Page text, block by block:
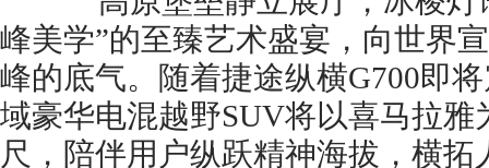
峰美学”的至臻艺术盛宴，向世界
峰的底气。随着捷途纵横G700即
域豪华电混越野SUV将以喜马拉雅
尺，陪伴用户纵跃精神海拔，横